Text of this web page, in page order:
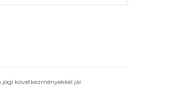
jogi következményekkel jár.